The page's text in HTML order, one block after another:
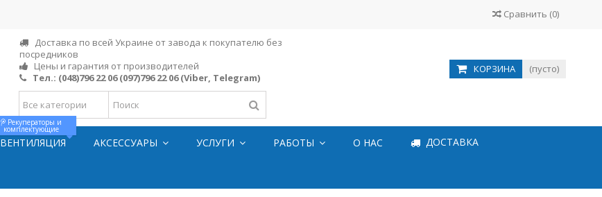
Сравнить (0)
Доставка по всей Украине от завода к покупателю без
посредников
Цены и гарантия от производителей
Тел.: (048)796 22 06 (097)796 22 06 (Viber, Telegram)
КОРЗИНА (пусто)
ВЕНТИЛЯЦИЯ
Рекуператоры и
комплектующие
АКСЕССУАРЫ УСЛУГИ РАБОТЫ О НАС ДОСТАВКА